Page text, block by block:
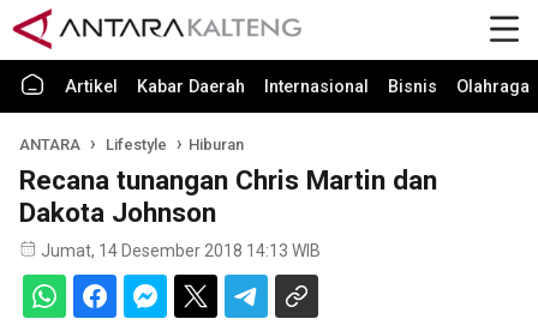
Artikel Kabar Daerah Internasional Bisnis Olahraga
ANTARA Lifestyle Hiburan
Recana tunangan Chris Martin dan
Dakota Johnson
Jumat, 14 Desember 2018 14:13 WIB